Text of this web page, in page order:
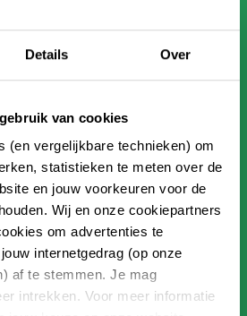
Details Over
van cookies
(en vergelijkbare technieken) om
statistieken te meten over de
en jouw voorkeuren voor de
Wij en onze cookiepartners
om advertenties te
internetgedrag (op onze
af te stemmen. Je mag
intrekken. Voor meer informatie
instruction
Klimbos Dordrecht possible from 25
with a drinks package
Bergen op Zoom and Klimbos